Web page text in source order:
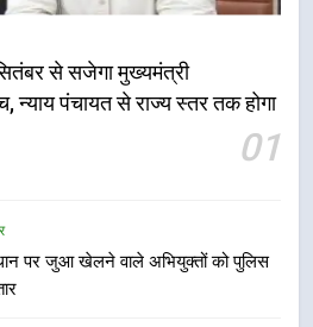
से सजेगा मुख्यमंत्री
न्याय पंचायत से राज्य स्तर तक होगा
01
पर जुआ खेलने वाले अभियुक्तों को पुलिस
हथकरघा दिवस पर मुख्यमंत्री
को किया सम्मानित
समाचार
गठनसमाचार